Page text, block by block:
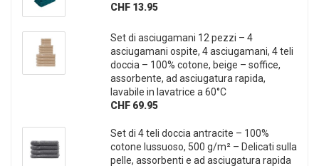
CHF 13.95
Set di asciugamani 12 pezzi – 4
asciugamani ospite, 4 asciugamani, 4 teli
doccia – 100% cotone, beige – soffice,
assorbente, ad asciugatura rapida,
lavabile in lavatrice a 60°C
CHF 69.95
Set di 4 teli doccia antracite – 100%
cotone lussuoso, 500 g/m² – Delicati sulla
pelle, assorbenti e ad asciugatura rapida